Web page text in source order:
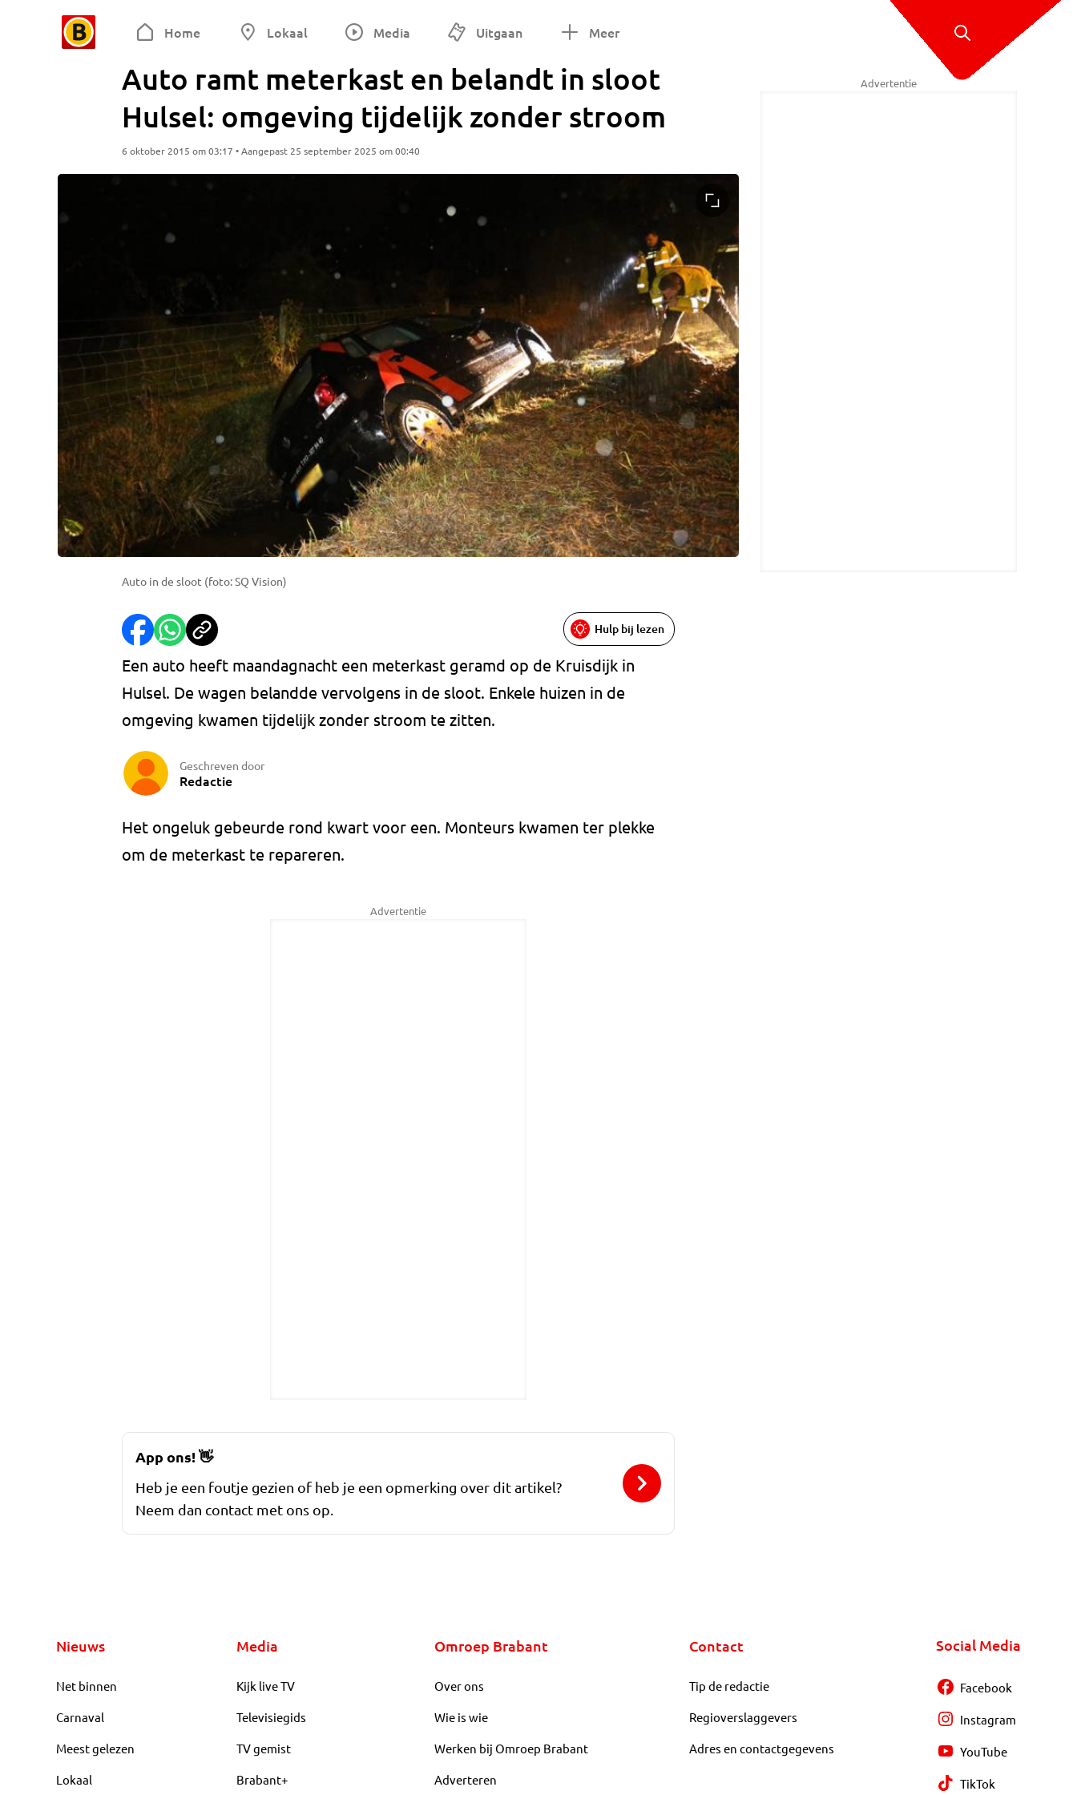
Home Lokaal Media Uitgaan Meer
Auto ramt meterkast en belandt in sloot
Hulsel: omgeving tijdelijk zonder stroom
6 oktober 2015 om 03:17 • Aangepast 25 september 2025 om 00:40
Auto in de sloot (foto: SQ Vision)
Hulp bij lezen
Een auto heeft maandagnacht een meterkast geramd op de Kruisdijk in
Hulsel. De wagen belandde vervolgens in de sloot. Enkele huizen in de
omgeving kwamen tijdelijk zonder stroom te zitten.
Geschreven door
Redactie
Het ongeluk gebeurde rond kwart voor een. Monteurs kwamen ter plekke
om de meterkast te repareren.
Advertentie
Advertentie
App ons!👋
Heb je een foutje gezien of heb je een opmerking over dit artikel?
Neem dan contact met ons op.
Nieuws
Net binnen
Carnaval
Meest gelezen
Lokaal
Media
Kijk live TV
Televisiegids
TV gemist
Brabant+
Omroep Brabant
Over ons
Wie is wie
Werken bij Omroep Brabant
Adverteren
Contact
Tip de redactie
Regioverslaggevers
Adres en contactgegevens
Social Media
Facebook
Instagram
YouTube
TikTok